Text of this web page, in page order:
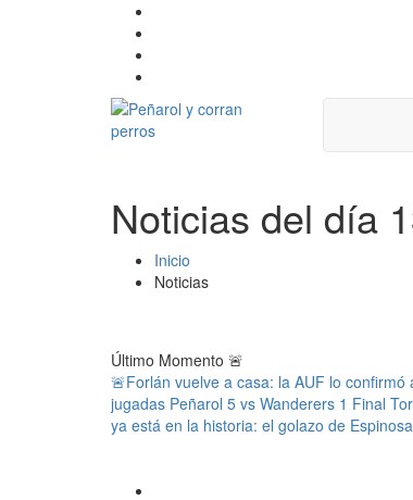
Noticias del día
Inicio
Noticias
Último Momento 🚨
🚨Forlán vuelve a casa: la AUF lo
jugadas Peñarol 5 vs Wanderers 1 Final
ya está en la historia: el golazo de